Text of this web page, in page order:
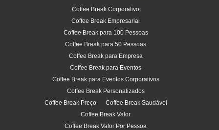
Coffee Break Corporativo
Coffee Break Empresarial
Coffee Break para 100 Pessoas
Coffee Break para 50 Pessoas
Coffee Break para Empresa
Coffee Break para Eventos
Coffee Break para Eventos Corporativos
Coffee Break Personalizados
Coffee Break Preço
Coffee Break Saudável
Coffee Break Valor
Coffee Break Valor Por Pessoa